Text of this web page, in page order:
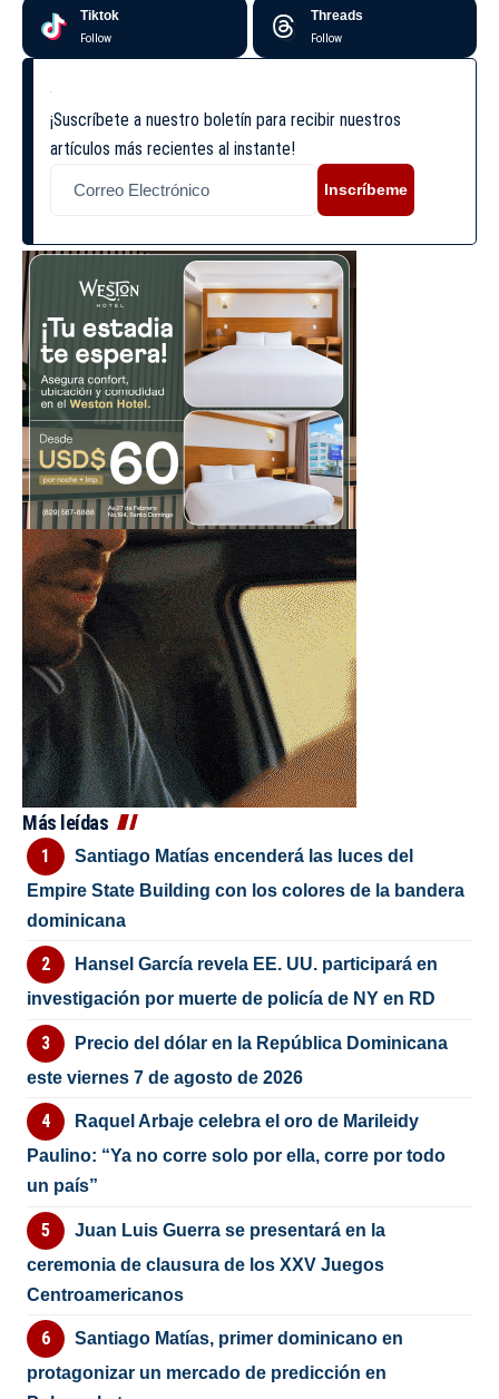
Tiktok
Follow
Threads
Follow
¡Suscríbete a nuestro boletín para recibir nuestros
artículos más recientes al instante!
Inscríbeme
Más leídas
Santiago Matías encenderá las luces del
Empire State Building con los colores de la bandera
dominicana
Hansel García revela EE. UU. participará en
investigación por muerte de policía de NY en RD
Precio del dólar en la República Dominicana
este viernes 7 de agosto de 2026
Raquel Arbaje celebra el oro de Marileidy
Paulino: “Ya no corre solo por ella, corre por todo
un país”
Juan Luis Guerra se presentará en la
ceremonia de clausura de los XXV Juegos
Centroamericanos
Santiago Matías, primer dominicano en
protagonizar un mercado de predicción en